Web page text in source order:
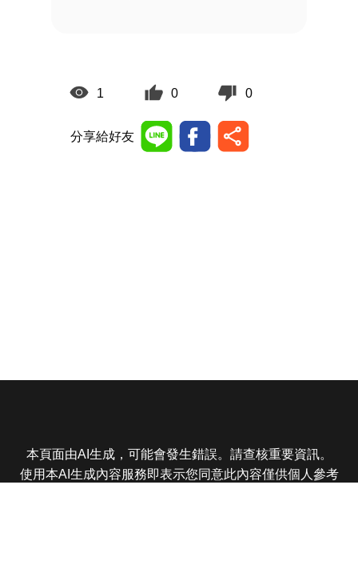
1 0 0
分享給好友
本頁面由AI生成，可能會發生錯誤。請查核重要資訊。
使用本AI生成內容服務即表示您同意此內容僅供個人參考